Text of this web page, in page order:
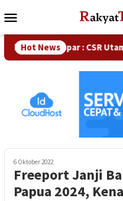
ke
Mobile
Hot News
Kampar : CSR
6 Oktober 2022
Freeport Janji
Papua 2024,